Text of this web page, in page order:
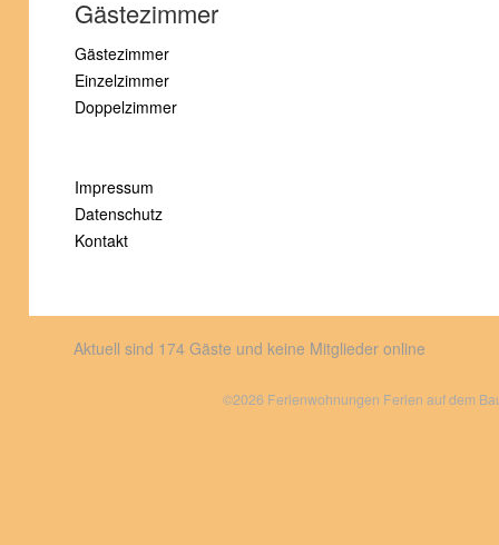
Gästezimmer
Gästezimmer
Einzelzimmer
Doppelzimmer
Impressum
Datenschutz
Kontakt
Aktuell sind 174 Gäste und keine Mitglieder online
©2026 Ferienwohnungen Ferien auf dem